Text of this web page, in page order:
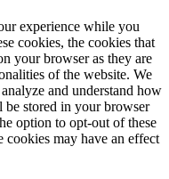
experience while you
cookies, the cookies that
your browser as they are
of the website. We
and understand how
be stored in your browser
option to opt-out of these
cookies may have an effect